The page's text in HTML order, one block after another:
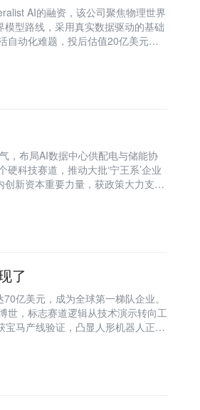
AI的融资，该公司聚焦物理世界
型路线，采用真实数据驱动的基础
自动化难题，投后估值20亿美元，
，布局AI数据中心供配电与储能协
科技赛道，推动大批‘宁王系’企业
新资本重要力量，获政策大力支
了
亿美元，成为全球第一梯队企业。
世，标志赛道逻辑从技术演示转向工
马产线验证，凸显人形机器人正加